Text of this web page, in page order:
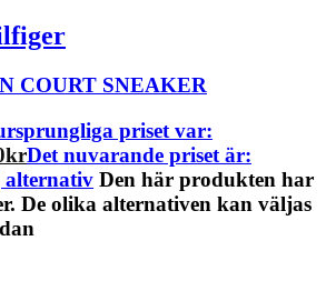
COURT SNEAKER
priset var:
krDet nuvarande priset är:
Den här produkten har
De olika alternativen kan väljas